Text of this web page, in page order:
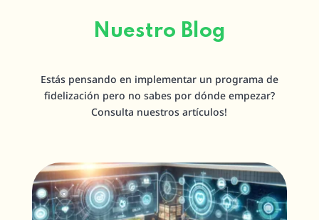
Nuestro Blog
Estás pensando en implementar un programa de
fidelización pero no sabes por dónde empezar?
Consulta nuestros artículos!